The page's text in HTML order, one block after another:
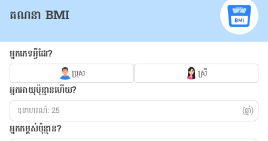
គណនា BMI
អ្នកភេទអ្វីដែរ?
ប្រុស ស្រី
អ្នកអាយុប៉ុន្មានហើយ?
(ឆ្នាំ)
អ្នកកម្ពស់ប៉ុន្មាន?